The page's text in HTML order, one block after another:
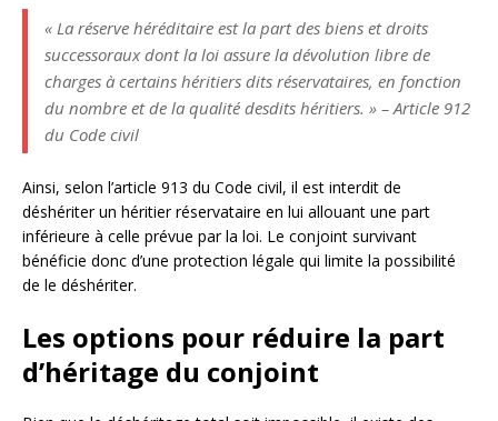
« La réserve héréditaire est la part des biens et droits
successoraux dont la loi assure la dévolution libre de
charges à certains héritiers dits réservataires, en fonction
du nombre et de la qualité desdits héritiers. » – Article 912
du Code civil
Ainsi, selon l’article 913 du Code civil, il est interdit de
déshériter un héritier réservataire en lui allouant une part
inférieure à celle prévue par la loi. Le conjoint survivant
bénéficie donc d’une protection légale qui limite la possibilité
de le déshériter.
Les options pour réduire la part
d’héritage du conjoint